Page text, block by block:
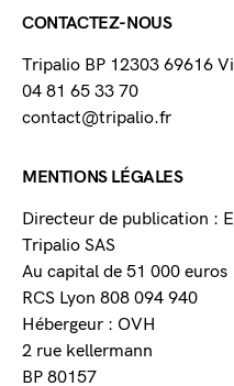
CONTACTEZ-NOUS
Tripalio BP 12303 69616
04 81 65 33 70
contact@tripalio.fr
MENTIONS LÉGALES
Directeur de publication :
Tripalio SAS
Au capital de 51 000 euros
RCS Lyon 808 094 940
Hébergeur : OVH
2 rue kellermann
BP 80157